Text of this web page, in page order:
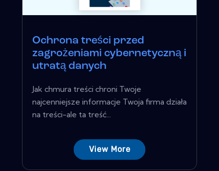
Ochrona treści przed
zagrożeniami cybernetyczną i
utratą danych
Jak chmura treści chroni Twoje
najcenniejsze informacje Twoja firma działa
na treści-ale ta treść...
View More